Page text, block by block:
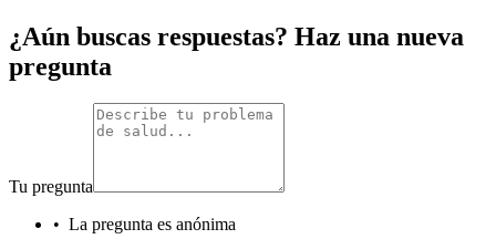
¿Aún buscas respuestas? Haz una nueva
pregunta
Tu pregunta
• La pregunta es anónima